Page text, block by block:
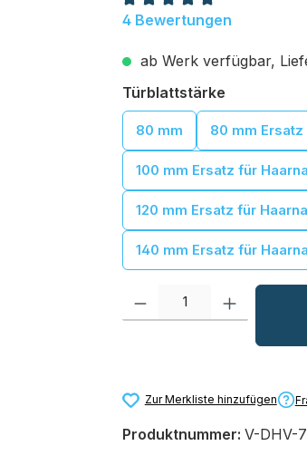
Durchschnittliche
4 Bewertungen
ab Werk verfügbar,
Türblattstärkeauswählen
80 mm 80 mm
100 mm Ersatz für
120 mm Ersatz für
140 mm Ersatz für
Produkt Anzahl: Gib den
Zur Merkliste hinzufügen
Produktnummer: V-DHV-